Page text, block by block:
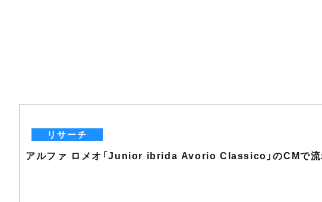
リサーチ
アルファ ロメオ「Junior ibrida Avorio Classico」のCMで流